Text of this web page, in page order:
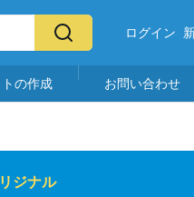
ログイン
の作成 お問い合わせ
ジナル